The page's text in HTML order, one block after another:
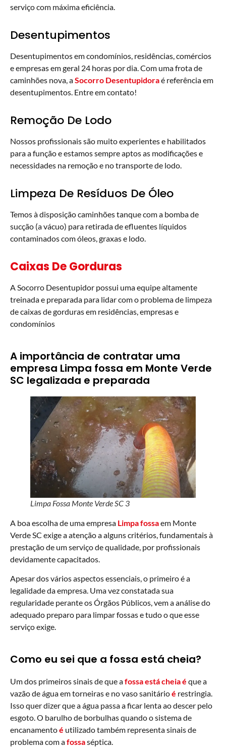
serviço com máxima eficiência.
Desentupimentos
Desentupimentos em condomínios, residências, comércios
e empresas em geral 24 horas por dia. Com uma frota de
caminhões nova, aSocorro Desentupidoraé referência em
desentupimentos. Entre em contato!
Remoção De Lodo
Nossos profissionais são muito experientes e habilitados
para a função e estamos sempre aptos as modificações e
necessidades na remoção e no transporte de lodo.
Limpeza De Resíduos De Óleo
Temos à disposição caminhões tanque com a bomba de
sucção (a vácuo) para retirada de efluentes líquidos
contaminados com óleos, graxas e lodo.
Caixas De Gorduras
A Socorro Desentupidor possui uma equipe altamente
treinada e preparada para lidar com o problema de limpeza
de caixas de gorduras em residências, empresas e
condomínios
A importância de contratar uma
empresa Limpa fossa em Monte Verde
SC legalizada e preparada
Limpa Fossa Monte Verde SC 3
A boa escolha de uma empresa Limpa fossaem Monte
Verde SC exige a atenção a alguns critérios, fundamentais à
prestação de um serviço de qualidade, por profissionais
devidamente capacitados.
Apesar dos vários aspectos essenciais, o primeiro é a
legalidade da empresa. Uma vez constatada sua
regularidade perante os Órgãos Públicos, vem a análise do
adequado preparo para limpar fossas e tudo o que esse
serviço exige.
Como eu sei que a fossa está cheia?
Um dos primeiros sinais de que afossa está cheia é que a
vazão de água em torneiras e no vaso sanitárioé restringia.
Isso quer dizer que a água passa a ficar lenta ao descer pelo
esgoto. O barulho de borbulhas quando o sistema de
encanamentoé utilizado também representa sinais de
problema com afossaséptica.